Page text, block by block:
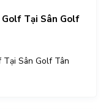
Golf Tại Sân Golf
Tại Sân Golf Tân